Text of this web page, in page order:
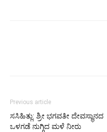
Previous article
ಸಸಿಹಿತ್ಲು: ಶ್ರೀ ಭಗವತೀ ದೇವಸ್ಥಾನದ
ಒಳಗಡೆ ನುಗ್ಗಿದ ಮಳೆ ನೀರು